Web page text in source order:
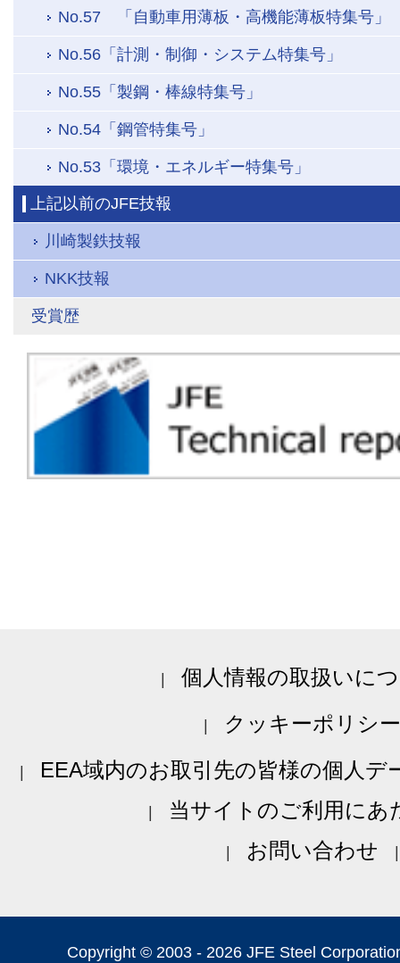
No.57 「自動車用薄板・高機能薄板特集号」
No.56「計測・制御・システム特集号」
No.55「製鋼・棒線特集号」
No.54「鋼管特集号」
No.53「環境・エネルギー特集号」
上記以前のJFE技報
川崎製鉄技報
NKK技報
受賞歴
個人情報の取扱いに
クッキーポリシー
EEA域内のお取引先の皆様の個人デ
当サイトのご利用にあ
お問い合わせ
Copyright © 2003 - 2026 JFE Steel